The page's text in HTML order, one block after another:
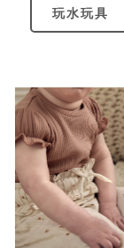
玩水玩具